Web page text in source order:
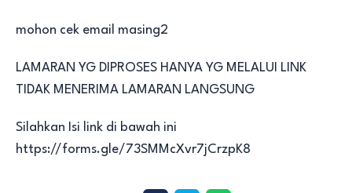
mohon cek email masing2
LAMARAN YG DIPROSES HANYA YG MELALUI LINK
TIDAK MENERIMA LAMARAN LANGSUNG
Silahkan Isi link di bawah ini
https://forms.gle/73SMMcXvr7jCrzpK8